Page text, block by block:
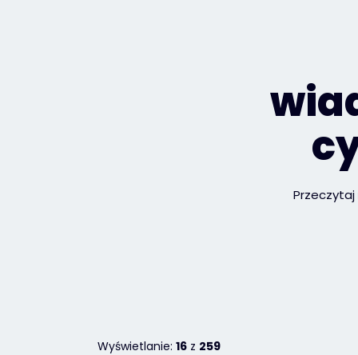
Wyświetlanie: 16 z 259